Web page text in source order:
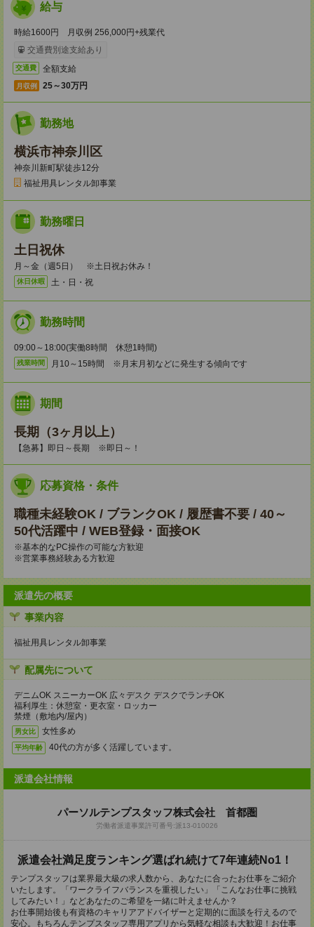
給与
時給1600円 月収例 256,000円+残業代
交通費別途支給あり
交通費 全額支給
月収例 25～30万円
勤務地
横浜市神奈川区
神奈川新町駅徒歩12分
福祉用具レンタル卸事業
勤務曜日
土日祝休
月～金（週5日） ※土日祝お休み！
休日休暇 土・日・祝
勤務時間
09:00～18:00(実働8時間 休憩1時間)
残業時間 月10～15時間 ※月末月初などに発生する傾向です
期間
長期（3ヶ月以上）
【急募】即日～長期 ※即日～！
応募資格・条件
職種未経験OK / ブランクOK / 履歴書不要 / 40～
50代活躍中 / WEB登録・面接OK
※基本的なPC操作の可能な方歓迎
※営業事務経験ある方歓迎
派遣先の概要
事業内容
福祉用具レンタル卸事業
配属先について
デニムOK スニーカーOK 広々デスク デスクでランチOK
福利厚生：休憩室・更衣室・ロッカー
禁煙（敷地内/屋内）
男女比 女性多め
平均年齢 40代の方が多く活躍しています。
派遣会社情報
パーソルテンプスタッフ株式会社 首都圏
労働者派遣事業許可番号:派13-010026
派遣会社満足度ランキング選ばれ続けて7年連続No1！
テンプスタッフは業界最大級の求人数から、あなたに合ったお仕事をご紹介
いたします。「ワークライフバランスを重視したい」「こんなお仕事に挑戦
してみたい！」などあなたのご希望を一緒に叶えませんか？
お仕事開始後も有資格のキャリアアドバイザーと定期的に面談を行えるので
安心。もちろんテンプスタッフ専用アプリから気軽な相談も大歓迎！お仕事